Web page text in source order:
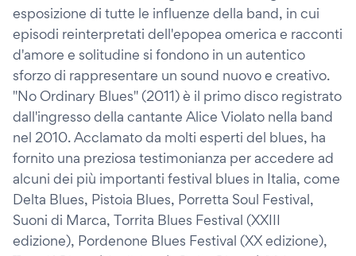
esposizione di tutte le influenze della band, in cui
episodi reinterpretati dell'epopea omerica e racconti
d'amore e solitudine si fondono in un autentico
sforzo di rappresentare un sound nuovo e creativo.
"No Ordinary Blues" (2011) è il primo disco registrato
dall'ingresso della cantante Alice Violato nella band
nel 2010. Acclamato da molti esperti del blues, ha
fornito una preziosa testimonianza per accedere ad
alcuni dei più importanti festival blues in Italia, come
Delta Blues, Pistoia Blues, Porretta Soul Festival,
Suoni di Marca, Torrita Blues Festival (XXIII
edizione), Pordenone Blues Festival (XX edizione),